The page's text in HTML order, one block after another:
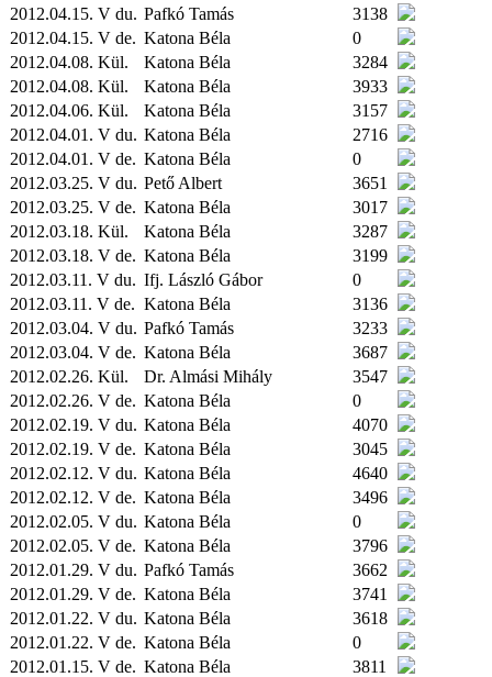
2012.04.15. V du. Pafkó Tamás
3138
2012.04.15. V de. Katona Béla
0
2012.04.08. Kül. Katona Béla
3284
2012.04.08. Kül. Katona Béla
3933
2012.04.06. Kül. Katona Béla
3157
2012.04.01. V du. Katona Béla
2716
2012.04.01. V de. Katona Béla
0
2012.03.25. V du. Pető Albert
3651
2012.03.25. V de. Katona Béla
3017
2012.03.18. Kül. Katona Béla
3287
2012.03.18. V de. Katona Béla
3199
2012.03.11. V du. Ifj. László Gábor
0
2012.03.11. V de. Katona Béla
3136
2012.03.04. V du. Pafkó Tamás
3233
2012.03.04. V de. Katona Béla
3687
2012.02.26. Kül. Dr. Almási Mihály
3547
2012.02.26. V de. Katona Béla
0
2012.02.19. V du. Katona Béla
4070
2012.02.19. V de. Katona Béla
3045
2012.02.12. V du. Katona Béla
4640
2012.02.12. V de. Katona Béla
3496
2012.02.05. V du. Katona Béla
0
2012.02.05. V de. Katona Béla
3796
2012.01.29. V du. Pafkó Tamás
3662
2012.01.29. V de. Katona Béla
3741
2012.01.22. V du. Katona Béla
3618
2012.01.22. V de. Katona Béla
0
2012.01.15. V de. Katona Béla 3811